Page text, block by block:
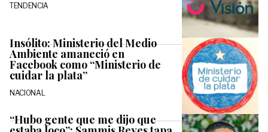
TENDENCIA
Insólito: Ministerio del Medio
Ambiente amaneció en
Facebook como “Ministerio de
cuidar la plata”
NACIONAL
“Hubo gente que me dijo que